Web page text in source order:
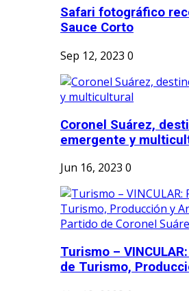
Safari fotográfico
Sauce Corto
Sep 12, 2023 0
Coronel Suárez,
emergente y
Jun 16, 2023 0
Turismo –
de Turismo,